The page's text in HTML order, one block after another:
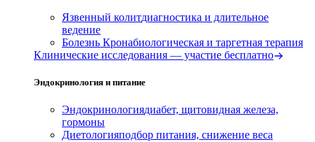
Язвенный колитдиагностика и длительное
ведение
Болезнь Кронабиологическая и таргетная терапия
Клинические исследования — участие бесплатно
Эндокринология и питание
Эндокринологиядиабет, щитовидная железа,
гормоны
Диетологияподбор питания, снижение веса